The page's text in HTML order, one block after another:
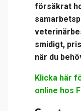
försäkrat
smidigt,
när du
Klicka här
online hos